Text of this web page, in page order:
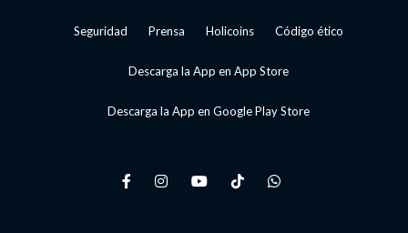
Seguridad Prensa Holicoins Código ético
Descarga la App en App Store
Descarga la App en Google Play Store